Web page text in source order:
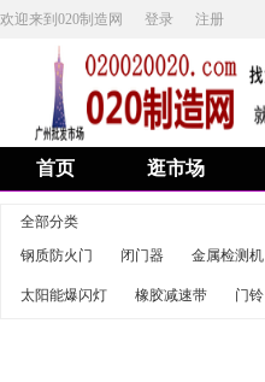
欢迎来到020制造网 登录 注册
首页 逛市场
全部分类
钢质防火门
闭门器 金属检测机
太阳能爆闪灯 橡胶减速带 门铃